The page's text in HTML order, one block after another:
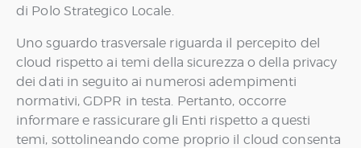
di Polo Strategico Locale.
Uno sguardo trasversale riguarda il percepito del
cloud rispetto ai temi della sicurezza o della privacy
dei dati in seguito ai numerosi adempimenti
normativi, GDPR in testa. Pertanto, occorre
informare e rassicurare gli Enti rispetto a questi
temi, sottolineando come proprio il cloud consenta